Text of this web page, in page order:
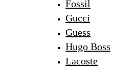
Fossil
Gucci
Guess
Hugo Boss
Lacoste